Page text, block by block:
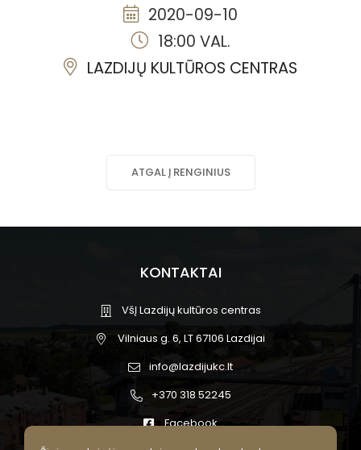
2020-09-10
18:00 VAL.
LAZDIJŲ KULTŪROS CENTRAS
ATGAL Į RENGINIUS
KONTAKTAI
VšĮ Lazdijų kultūros centras
Vilniaus g. 6, LT 67106 Lazdijai
info@lazdijukc.lt
+370 318 52245
Facebook